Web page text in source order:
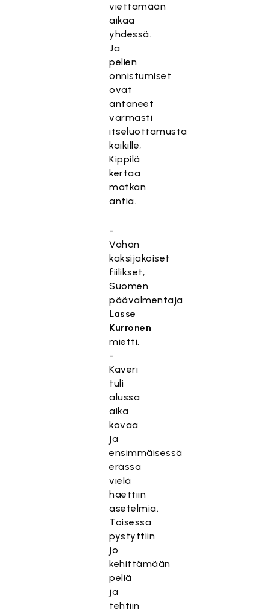
viettämään
aikaa
yhdessä.
Ja
pelien
onnistumiset
ovat
antaneet
varmasti
itseluottamusta
kaikille,
Kippilä
kertaa
matkan
antia.
-
Vähän
kaksijakoiset
fiilikset,
Suomen
päävalmentaja
Lasse
Kurronen
mietti.
-
Kaveri
tuli
alussa
aika
kovaa
ja
ensimmäisessä
erässä
vielä
haettiin
asetelmia.
Toisessa
pystyttiin
jo
kehittämään
peliä
ja
tehtiin